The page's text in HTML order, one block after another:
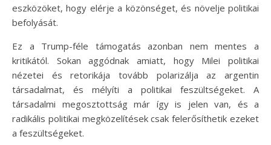
eszközöket, hogy elérje a közönséget, és növelje politikai
befolyását.
Ez a Trump-féle támogatás azonban nem mentes a
kritikától. Sokan aggódnak amiatt, hogy Milei politikai
nézetei és retorikája tovább polarizálja az argentin
társadalmat, és mélyíti a politikai feszültségeket. A
társadalmi megosztottság már így is jelen van, és a
radikális politikai megközelítések csak felerősíthetik ezeket
a feszültségeket.